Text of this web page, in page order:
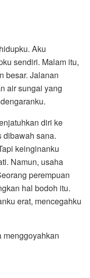
Aku
sendiri. Malam itu,
besar. Jalanan
air sungai yang
diri ke
dibawah sana.
keinginanku
Namun, usaha
perempuan
hal bodoh itu.
erat, mencegahku
menggoyahkan